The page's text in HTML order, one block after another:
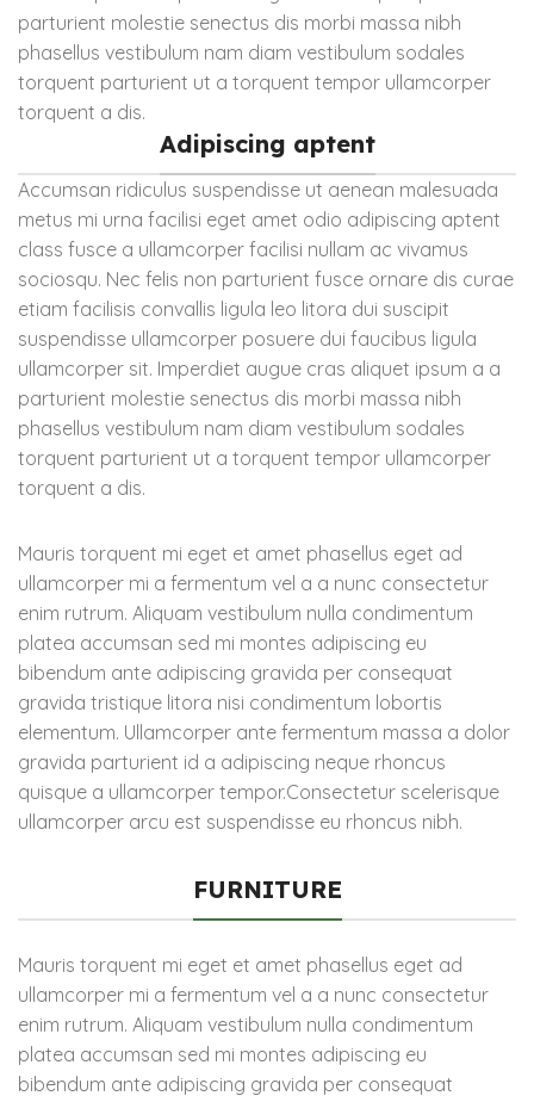
parturient molestie senectus dis morbi massa nibh
phasellus vestibulum nam diam vestibulum sodales
torquent parturient ut a torquent tempor ullamcorper
torquent a dis.
Adipiscing aptent
Accumsan ridiculus suspendisse ut aenean malesuada
metus mi urna facilisi eget amet odio adipiscing aptent
class fusce a ullamcorper facilisi nullam ac vivamus
sociosqu. Nec felis non parturient fusce ornare dis curae
etiam facilisis convallis ligula leo litora dui suscipit
suspendisse ullamcorper posuere dui faucibus ligula
ullamcorper sit. Imperdiet augue cras aliquet ipsum a a
parturient molestie senectus dis morbi massa nibh
phasellus vestibulum nam diam vestibulum sodales
torquent parturient ut a torquent tempor ullamcorper
torquent a dis.
Mauris torquent mi eget et amet phasellus eget ad
ullamcorper mi a fermentum vel a a nunc consectetur
enim rutrum. Aliquam vestibulum nulla condimentum
platea accumsan sed mi montes adipiscing eu
bibendum ante adipiscing gravida per consequat
gravida tristique litora nisi condimentum lobortis
elementum. Ullamcorper ante fermentum massa a dolor
gravida parturient id a adipiscing neque rhoncus
quisque a ullamcorper tempor.Consectetur scelerisque
ullamcorper arcu est suspendisse eu rhoncus nibh.
FURNITURE
Mauris torquent mi eget et amet phasellus eget ad
ullamcorper mi a fermentum vel a a nunc consectetur
enim rutrum. Aliquam vestibulum nulla condimentum
platea accumsan sed mi montes adipiscing eu
bibendum ante adipiscing gravida per consequat